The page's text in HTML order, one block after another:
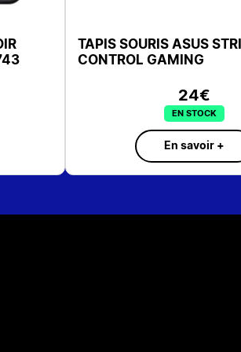
TAPIS SOURIS CORSAIR
L320X270mm
SUR COMMANDE
En savoir +